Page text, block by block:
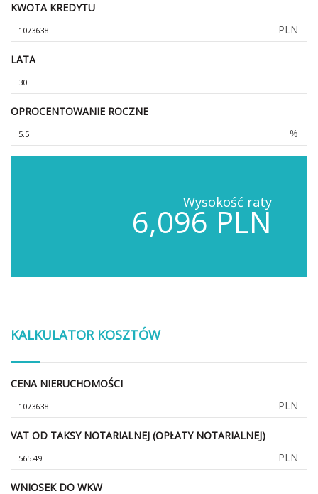
KWOTA KREDYTU
PLN
LATA
OPROCENTOWANIE ROCZNE
%
Wysokość raty
6,096 PLN
KALKULATOR KOSZTÓW
CENA NIERUCHOMOŚCI
PLN
VAT OD TAKSY NOTARIALNEJ (OPŁATY NOTARIALNEJ)
PLN
WNIOSEK DO WKW